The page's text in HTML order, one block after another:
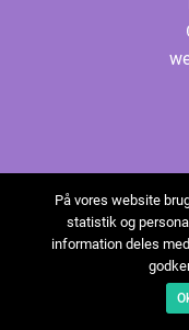
På vores website
statistik og
information deles